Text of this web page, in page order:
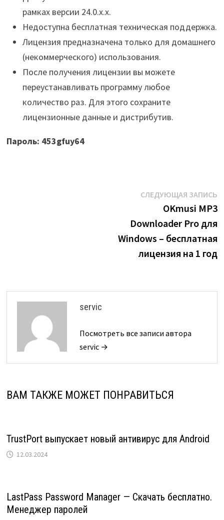
рамках версии 24.0.x.x.
Недоступна бесплатная техническая поддержка.
Лицензия предназначена только для домашнего
(некоммерческого) использования.
После получения лицензии вы можете
переустанавливать программу любое
количество раз. Для этого сохраните
лицензионные данные и дистрибутив.
Пароль: 453gfuy64
СЛЕДУЮЩАЯ ЗАПИСЬ
OKmusi MP3
Downloader Pro для
Windows – бесплатная
лицензия на 1 год
servic
Посмотреть все записи автора
servic →
ВАМ ТАКЖЕ МОЖЕТ ПОНРАВИТЬСЯ
TrustPort выпускает новый антивирус для Android
12.03.2024
LastPass Password Manager — Скачать бесплатно.
Менеджер паролей